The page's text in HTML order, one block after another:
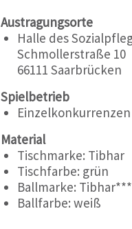
Austragungsorte
Halle des
Schmollerstraße 10
66111 Saarbrücken
Spielbetrieb
Einzelkonkurrenzen
Material
Tischmarke: Tibhar
Tischfarbe: grün
Ballmarke: Tibhar***
Ballfarbe: weiß